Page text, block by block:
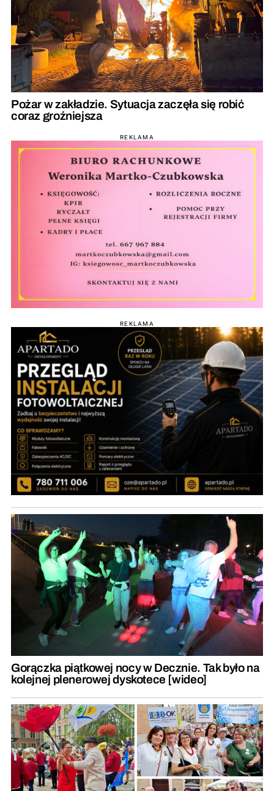
Pożar w zakładzie. Sytuacja zaczęła się robić
coraz groźniejsza
REKLAMA
REKLAMA
Gorączka piątkowej nocy w Decznie. Tak było na
kolejnej plenerowej dyskotece [wideo]